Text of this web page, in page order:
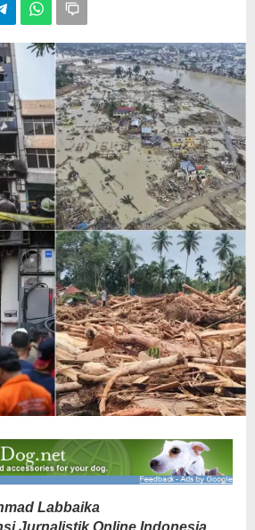
Tata
Kelola
Lingkungan
Labbaika
Jurnalistik Online Indonesia